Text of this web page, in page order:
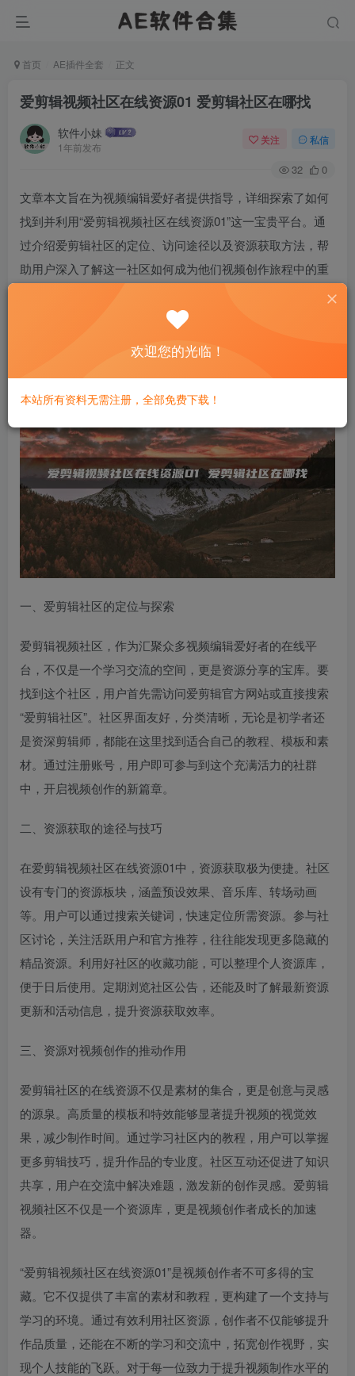
首页 AE插件全套 正文
爱剪辑视频社区在线资源01 爱剪辑社区在哪找
软件小妹
1年前发布
关注 私信
32 0
文章本文旨在为视频编辑爱好者提供指导，详细探索了如何
找到并利用“爱剪辑视频社区在线资源01”这一宝贵平台。通
过介绍爱剪辑社区的定位、访问途径以及资源获取方法，帮
助用户深入了解这一社区如何成为他们视频创作旅程中的重
要一站。文章分为三个主要部分，分别聚焦于社区的定位与
特点、资源获取的步骤和技巧，以及这些资源如何助力视频
一、爱剪辑社区的定位与探索
爱剪辑视频社区，作为汇聚众多视频编辑爱好者的在线平
台，不仅是一个学习交流的空间，更是资源分享的宝库。要
找到这个社区，用户首先需访问爱剪辑官方网站或直接搜索
“爱剪辑社区”。社区界面友好，分类清晰，无论是初学者还
是资深剪辑师，都能在这里找到适合自己的教程、模板和素
材。通过注册账号，用户即可参与到这个充满活力的社群
中，开启视频创作的新篇章。
二、资源获取的途径与技巧
在爱剪辑视频社区在线资源01中，资源获取极为便捷。社区
设有专门的资源板块，涵盖预设效果、音乐库、转场动画
等。用户可以通过搜索关键词，快速定位所需资源。参与社
区讨论，关注活跃用户和官方推荐，往往能发现更多隐藏的
精品资源。利用好社区的收藏功能，可以整理个人资源库，
便于日后使用。定期浏览社区公告，还能及时了解最新资源
更新和活动信息，提升资源获取效率。
三、资源对视频创作的推动作用
爱剪辑社区的在线资源不仅是素材的集合，更是创意与灵感
的源泉。高质量的模板和特效能够显著提升视频的视觉效
果，减少制作时间。通过学习社区内的教程，用户可以掌握
更多剪辑技巧，提升作品的专业度。社区互动还促进了知识
共享，用户在交流中解决难题，激发新的创作灵感。爱剪辑
视频社区不仅是一个资源库，更是视频创作者成长的加速
器。
“爱剪辑视频社区在线资源01”是视频创作者不可多得的宝
藏。它不仅提供了丰富的素材和教程，更构建了一个支持与
学习的环境。通过有效利用社区资源，创作者不仅能够提升
作品质量，还能在不断的学习和交流中，拓宽创作视野，实
现个人技能的飞跃。对于每一位致力于提升视频制作水平的
欢迎您的光临！
本站所有资料无需注册，全部免费下载！